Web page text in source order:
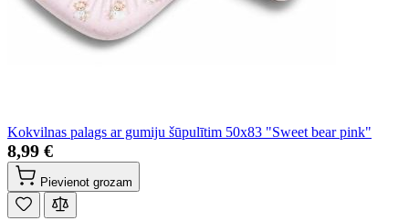
Kokvilnas palags ar gumiju šūpulītim 50x83 "Sweet bear pink"
8,99 €
Pievienot grozam